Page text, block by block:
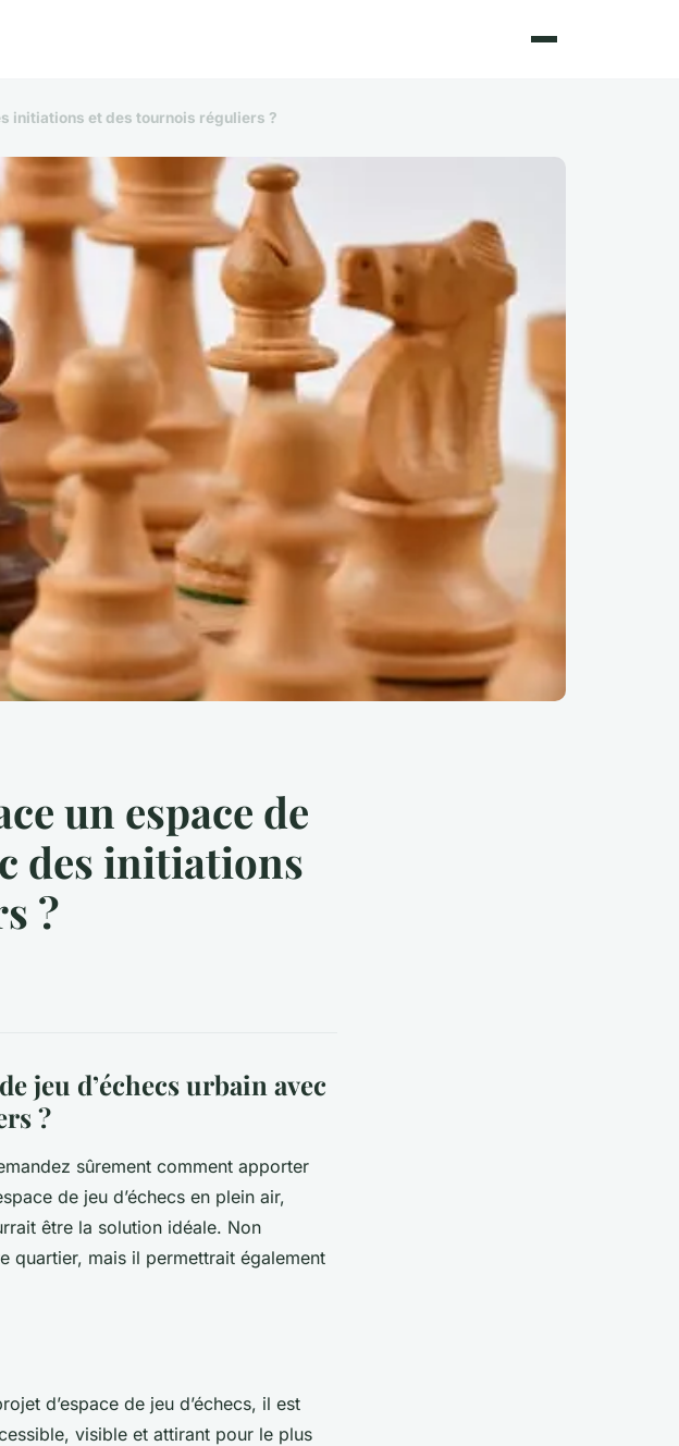
initiations et des tournois réguliers ?
un espace de
des initiations
?
jeu d’échecs urbain avec
?
sûrement comment apporter
de jeu d’échecs en plein air,
être la solution idéale. Non
quartier, mais il permettrait également
d’espace de jeu d’échecs, il est
visible et attirant pour le plus